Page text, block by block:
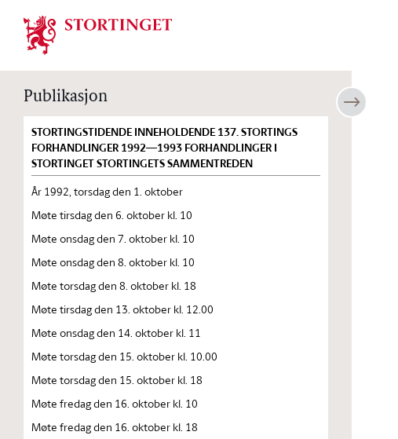
Stortinget.no
Publikasjon
STORTINGSTIDENDE INNEHOLDENDE 137. STORTINGS
FORHANDLINGER 1992—1993 FORHANDLINGER I
STORTINGET STORTINGETS SAMMENTREDEN
År 1992, torsdag den 1. oktober
Møte tirsdag den 6. oktober kl. 10
Møte onsdag den 7. oktober kl. 10
Møte onsdag den 8. oktober kl. 10
Møte torsdag den 8. oktober kl. 18
Møte tirsdag den 13. oktober kl. 12.00
Møte onsdag den 14. oktober kl. 11
Møte torsdag den 15. oktober kl. 10.00
Møte torsdag den 15. oktober kl. 18
Møte fredag den 16. oktober kl. 10
Møte fredag den 16. oktober kl. 18